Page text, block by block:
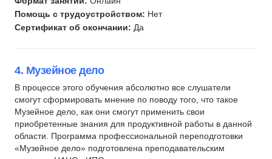
Помощь с трудоустройством: Нет
Сертификат об окончании: Да
4. Музейное дело
В процессе этого обучения абсолютно все слушатели
смогут сформировать мнение по поводу того, что такое
Музейное дело, как они смогут применить свои
приобретенные знания для продуктивной работы в данной
области. Программа профессиональной переподготовки
«Музейное дело» подготовлена преподавательским